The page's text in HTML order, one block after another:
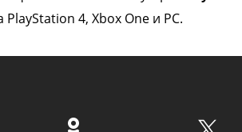
PlayStation 4, Xbox One и PC.